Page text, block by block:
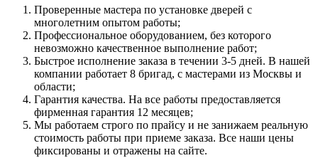
Проверенные мастера по установке дверей с
многолетним опытом работы;
Профессиональное оборудованием, без которого
невозможно качественное выполнение работ;
Быстрое исполнение заказа в течении 3-5 дней. В нашей
компании работает 8 бригад, с мастерами из Москвы и
области;
Гарантия качества. На все работы предоставляется
фирменная гарантия 12 месяцев;
Мы работаем строго по прайсу и не занижаем реальную
стоимость работы при приеме заказа. Все наши цены
фиксированы и отражены на сайте.